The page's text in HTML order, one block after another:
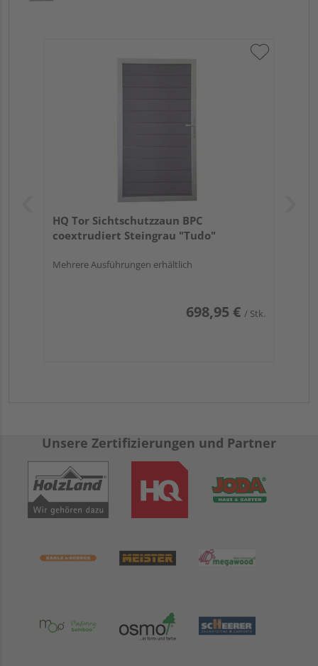
HQ Tor Sichtschutzzaun BPC
coextrudiert Steingrau "Tudo"
Mehrere Ausführungen erhältlich
698,95 € / Stk.
Unsere Zertifizierungen und Partner